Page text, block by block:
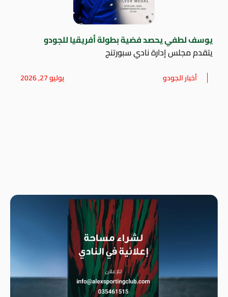
يوسف لطفي يحصد فضية بطولة أفريقيا للجودو
يتقدم مجلس إدارة نادي سبورتنج
أخبار الجودو يوليو 27, 2026